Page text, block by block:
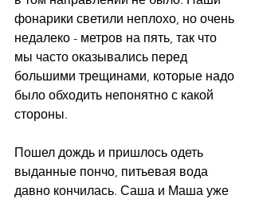
фонарики светили неплохо, но очень
недалеко - метров на пять, так что
мы часто оказывались перед
большими трещинами, которые надо
было обходить непонятно с какой
стороны.
Пошел дождь и пришлось одеть
выданные пончо, питьевая вода
давно кончилась. Саша и Маша уже